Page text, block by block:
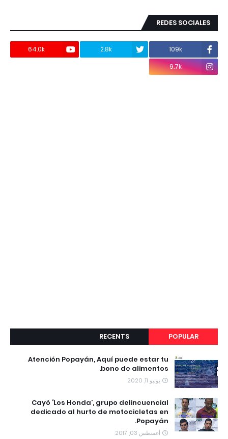
REDES SOCIALES
109k
2.8k
64.0k
9.7k
POPULAR
RECENTS
Atención Popayán, Aquí puede estar tu
bono de alimentos.
يونيو 11, 2020
Cayó ‘Los Honda’, grupo delincuencial
dedicado al hurto de motocicletas en
Popayán.
أغسطس 03, 2017